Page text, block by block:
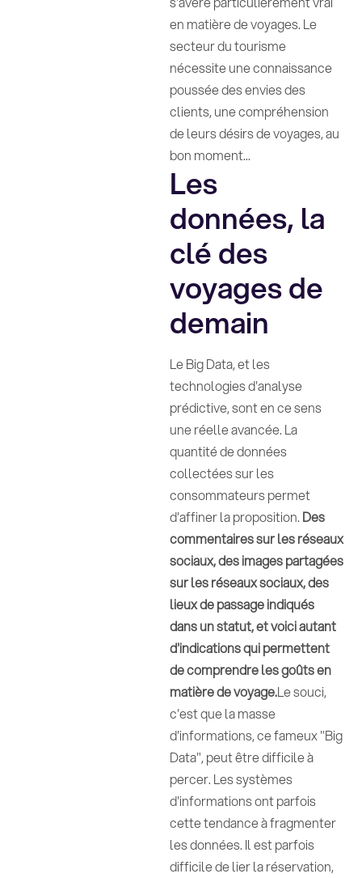
en matière de voyages. Le
secteur du tourisme
nécessite une connaissance
poussée des envies des
clients, une compréhension
de leurs désirs de voyages, au
bon moment...
Les
données, la
clé des
voyages de
demain
Le Big Data, et les
technologies d'analyse
prédictive, sont en ce sens
une réelle avancée. La
quantité de données
collectées sur les
consommateurs permet
d'affiner la proposition. Des
commentaires sur les réseaux
sociaux, des images partagées
sur les réseaux sociaux, des
lieux de passage indiqués
dans un statut, et voici autant
d'indications qui permettent
de comprendre les goûts en
matière de voyage.Le souci,
c'est que la masse
d'informations, ce fameux "Big
Data", peut être difficile à
percer. Les systèmes
d'informations ont parfois
cette tendance à fragmenter
les données. Il est parfois
difficile de lier la réservation,